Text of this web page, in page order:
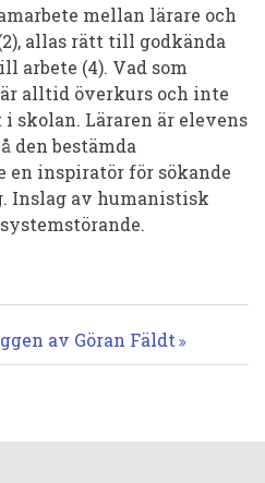
mellan lärare och
allas rätt till godkända
arbete (4). Vad som
alltid överkurs och inte
skolan. Läraren är elevens
den bestämda
inspiratör för sökande
Inslag av humanistisk
av Göran Fäldt